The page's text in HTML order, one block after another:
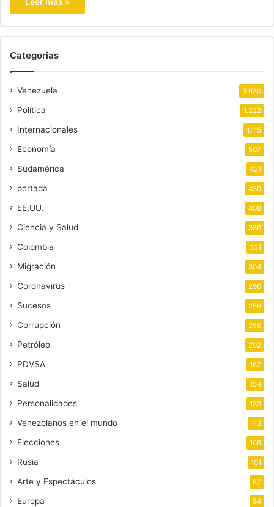
Categorias
Venezuela 3.630
Política 1.222
Internacionales 1.115
Economía 507
Sudamérica 431
portada 430
EE.UU. 408
Ciencia y Salud 336
Colombia 331
Migración 304
Coronavirus 296
Sucesos 256
Corrupción 256
Petróleo 202
PDVSA 167
Salud 154
Personalidades 133
Venezolanos en el mundo 113
Elecciones 108
Rusia 101
Arte y Espectáculos 87
Europa 84